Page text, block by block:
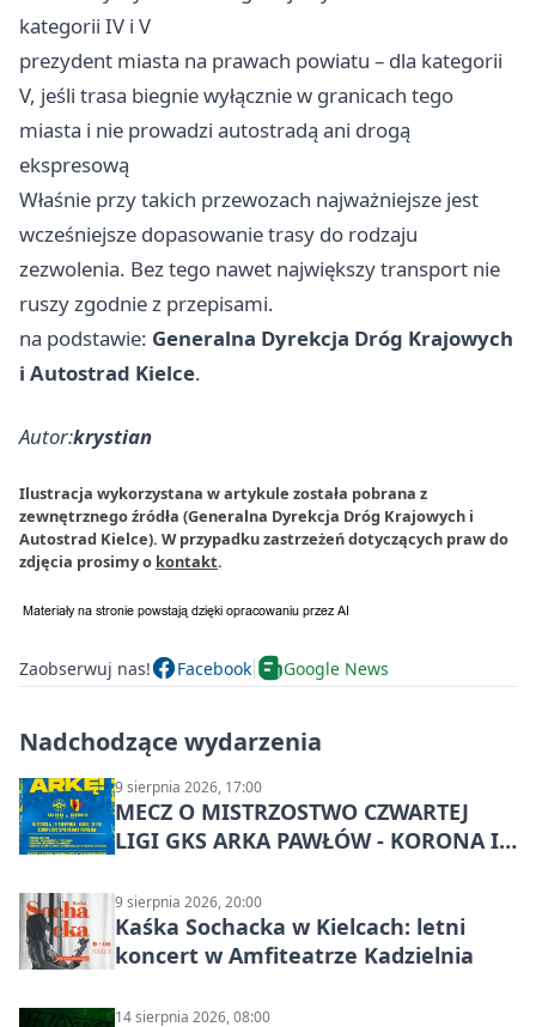
kategorii IV i V
prezydent miasta na prawach powiatu – dla kategorii
V, jeśli trasa biegnie wyłącznie w granicach tego
miasta i nie prowadzi autostradą ani drogą
ekspresową
Właśnie przy takich przewozach najważniejsze jest
wcześniejsze dopasowanie trasy do rodzaju
zezwolenia. Bez tego nawet największy transport nie
ruszy zgodnie z przepisami.
na podstawie: Generalna Dyrekcja Dróg Krajowych
i Autostrad Kielce.
Autor:krystian
Ilustracja wykorzystana w artykule została pobrana z
zewnętrznego źródła (Generalna Dyrekcja Dróg Krajowych i
Autostrad Kielce). W przypadku zastrzeżeń dotyczących praw do
zdjęcia prosimy o kontakt.
Zaobserwuj nas! Facebook Google News
Nadchodzące wydarzenia
9 sierpnia 2026, 17:00
MECZ O MISTRZOSTWO CZWARTEJ
LIGI GKS ARKA PAWŁÓW - KORONA III
9 sierpnia 2026, 20:00
Kaśka Sochacka w Kielcach: letni
koncert w Amfiteatrze Kadzielnia
14 sierpnia 2026, 08:00